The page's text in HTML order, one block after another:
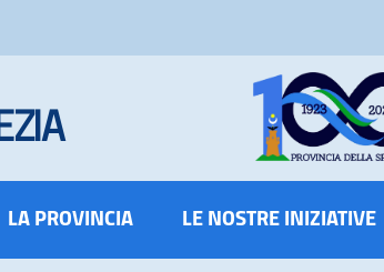
LA PROVINCIA LE NOSTRE INIZIATIVE